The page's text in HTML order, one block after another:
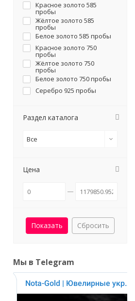
Красное золото 585
пробы
Жёлтое золото 585
пробы
Белое золото 585 пробы
Красное золото 750
пробы
Жёлтое золото 750
пробы
Белое золото 750 пробы
Серебро 925 пробы
Раздел каталога
Все
Цена
Сбросить
Мы в Telegram